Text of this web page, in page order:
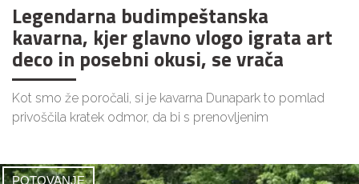
Legendarna budimpeštanska
kavarna, kjer glavno vlogo igrata art
deco in posebni okusi, se vrača
Kot smo že poročali, si je kavarna Dunapark to pomlad
privoščila kratek odmor, da bi s prenovljenim
POTOVANJE